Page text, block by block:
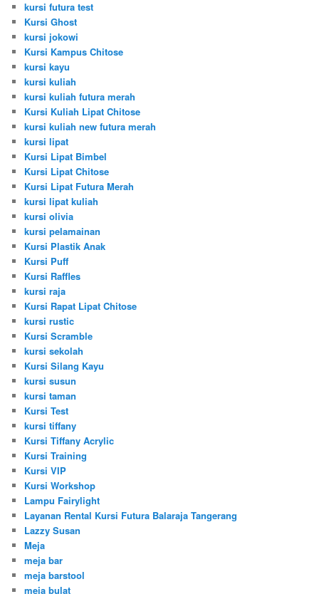
kursi futura test
Kursi Ghost
kursi jokowi
Kursi Kampus Chitose
kursi kayu
kursi kuliah
kursi kuliah futura merah
Kursi Kuliah Lipat Chitose
kursi kuliah new futura merah
kursi lipat
Kursi Lipat Bimbel
Kursi Lipat Chitose
Kursi Lipat Futura Merah
kursi lipat kuliah
kursi olivia
kursi pelamainan
Kursi Plastik Anak
Kursi Puff
Kursi Raffles
kursi raja
Kursi Rapat Lipat Chitose
kursi rustic
Kursi Scramble
kursi sekolah
Kursi Silang Kayu
kursi susun
kursi taman
Kursi Test
kursi tiffany
Kursi Tiffany Acrylic
Kursi Training
Kursi VIP
Kursi Workshop
Lampu Fairylight
Layanan Rental Kursi Futura Balaraja Tangerang
Lazzy Susan
Meja
meja bar
meja barstool
meja bulat